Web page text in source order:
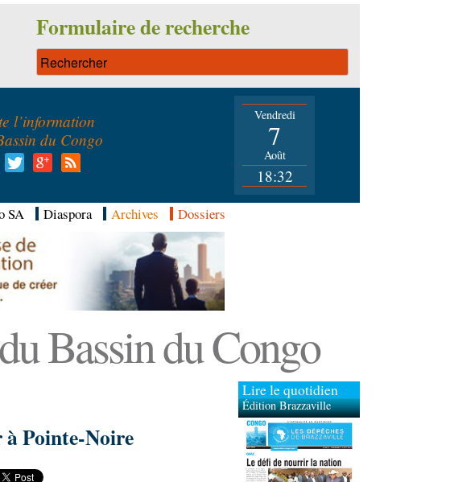
Formulaire de recherche
l’information
du Congo
Vendredi
7
Août
18:32
SA Diaspora Archives Dossiers
Bassin du Congo
Pointe-Noire
Lire le quotidien
Édition Brazzaville
Édition Kinshasa